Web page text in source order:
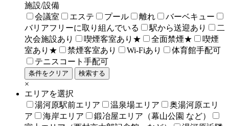
施設/設備
会議室
エステ プール 離れ
バーベキュー
バリアフリーに取り組んでいる
駅から送迎あり
二
次会施設あり
喫煙客室あり★ 全面禁煙★
喫煙
室あり★
禁煙客室あり Wi-Fiあり
体育館手配可
テニスコート手配可
条件をクリア 検索する
×
エリアを選択
湯河原駅前エリア
温泉場エリア
奥湯河原エリ
ア
海岸エリア
鍛冶屋エリア（幕山公園 など）